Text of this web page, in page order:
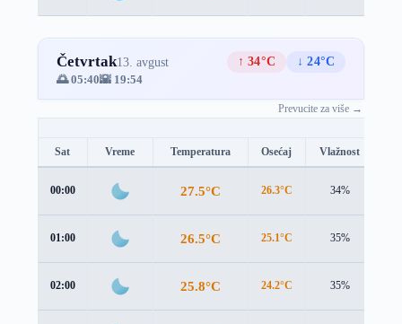
Četvrtak13. avgust ↑ 34°C
↓ 24°C
🌅 05:40🌇 19:54
Prevucite za više →
Sat Vreme Temperatura Osećaj Vlažnost
00:00 27.5°C 26.3°C 34%
01:00 26.5°C 25.1°C 35%
02:00 25.8°C 24.2°C 35%